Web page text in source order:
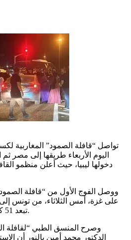
تواصل “قافلة الصمود” المغاربية
اليوم الأربعاء طريقها إلى مصر
دخولها ليبيا، حيث أعلن منظمو
ووصل الفوج الأول من “قافلة
على غزة، أمس الثلاثاء، من تونس إلى
تبعد 51 كلم عن العاصمة طرابلس.
وصرح المنسق الطبي “لقافلة
الدكتور محمد أمين بالنور أن